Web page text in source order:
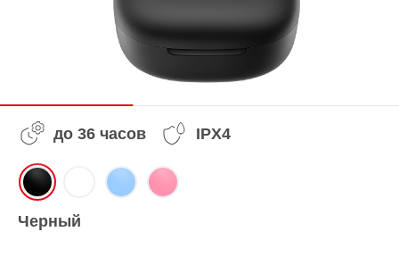
до 36 часов IPX4
Черный